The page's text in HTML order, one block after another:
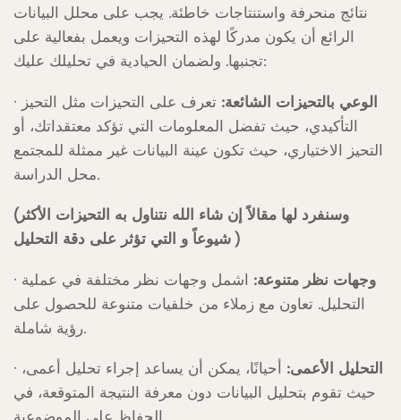
نتائج منحرفة واستنتاجات خاطئة. يجب على محلل البيانات
الرائع أن يكون مدركًا لهذه التحيزات ويعمل بفعالية على
تجنبها. ولضمان الحيادية في تحليلك عليك:
· الوعي بالتحيزات الشائعة: تعرف على التحيزات مثل التحيز
التأكيدي، حيث تفضل المعلومات التي تؤكد معتقداتك، أو
التحيز الاختياري، حيث تكون عينة البيانات غير ممثلة للمجتمع
محل الدراسة.
(وسنفرد لها مقالاً إن شاء الله نتناول به التحيزات الأكثر
شيوعاً و التي تؤثر على دقة التحليل )
· وجهات نظر متنوعة: اشمل وجهات نظر مختلفة في عملية
التحليل. تعاون مع زملاء من خلفيات متنوعة للحصول على
رؤية شاملة.
· التحليل الأعمى: أحيانًا، يمكن أن يساعد إجراء تحليل أعمى،
حيث تقوم بتحليل البيانات دون معرفة النتيجة المتوقعة، في